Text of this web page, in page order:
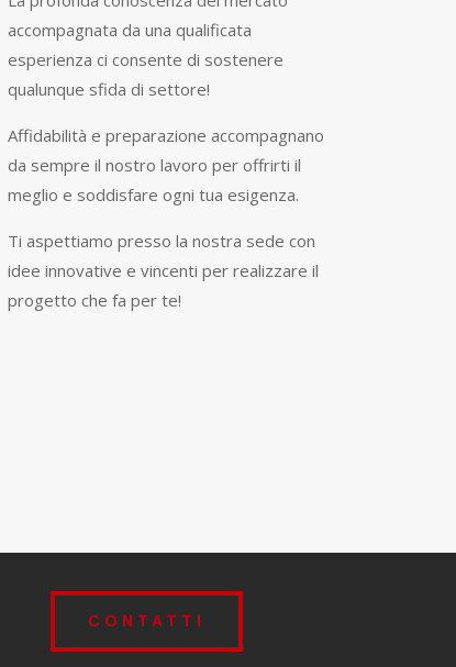
accompagnata da una qualificata
esperienza ci consente di sostenere
qualunque sfida di settore!
Affidabilità e preparazione accompagnano
da sempre il nostro lavoro per offrirti il
meglio e soddisfare ogni tua esigenza.
Ti aspettiamo presso la nostra sede con
idee innovative e vincenti per realizzare il
progetto che fa per te!
CONTATTI